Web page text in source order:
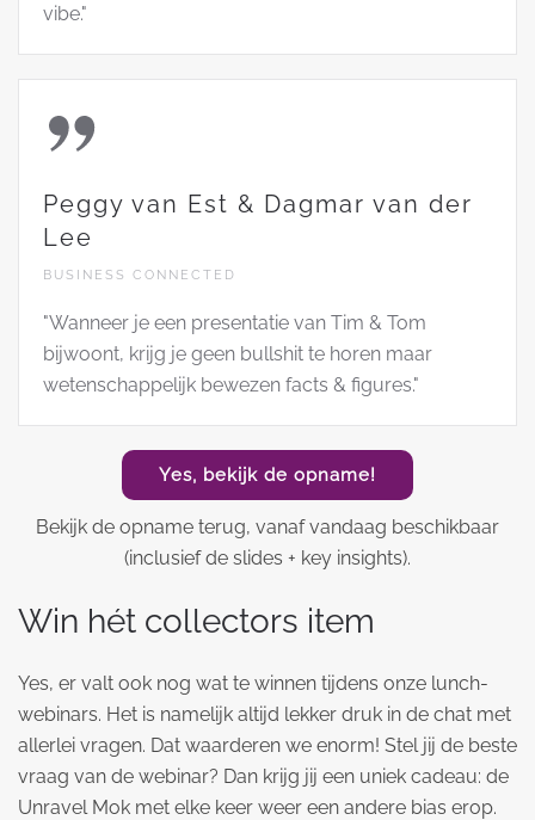
vibe."
Peggy van Est & Dagmar van der
Lee
BUSINESS CONNECTED
"Wanneer je een presentatie van Tim & Tom
bijwoont, krijg je geen bullshit te horen maar
wetenschappelijk bewezen facts & figures."
Yes, bekijk de opname!
Bekijk de opname terug, vanaf vandaag beschikbaar
(inclusief de slides + key insights).
Win hét collectors item
Yes, er valt ook nog wat te winnen tijdens onze lunch-
webinars. Het is namelijk altijd lekker druk in de chat met
allerlei vragen. Dat waarderen we enorm! Stel jij de beste
vraag van de webinar? Dan krijg jij een uniek cadeau: de
Unravel Mok met elke keer weer een andere bias erop.